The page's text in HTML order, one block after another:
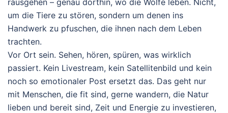
um die Tiere zu stören, sondern um denen ins
Handwerk zu pfuschen, die ihnen nach dem Leben
trachten.
Vor Ort sein. Sehen, hören, spüren, was wirklich
passiert. Kein Livestream, kein Satellitenbild und kein
noch so emotionaler Post ersetzt das. Das geht nur
mit Menschen, die fit sind, gerne wandern, die Natur
lieben und bereit sind, Zeit und Energie zu investieren,